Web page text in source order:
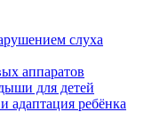
слуха
аппаратов
для детей
адаптация ребёнка